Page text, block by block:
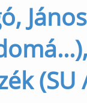
János
(SU